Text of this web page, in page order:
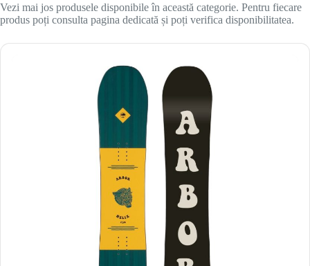
Vezi mai jos produsele disponibile în această categorie. Pentru fiecare
produs poți consulta pagina dedicată și poți verifica disponibilitatea.